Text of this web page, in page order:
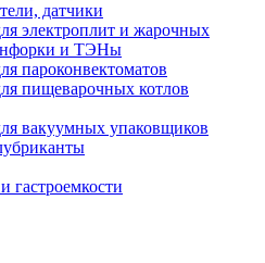
датчики
электроплит и жарочных
и ТЭНы
пароконвектоматов
пищеварочных котлов
вакуумных упаковщиков
гастроемкости